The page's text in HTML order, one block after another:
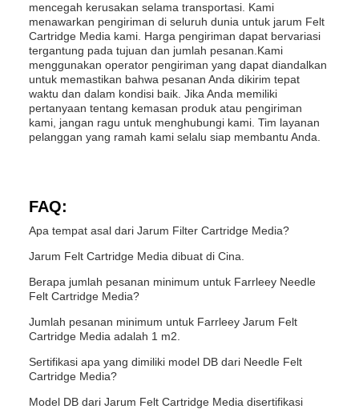
mencegah kerusakan selama transportasi. Kami
menawarkan pengiriman di seluruh dunia untuk jarum Felt
Cartridge Media kami. Harga pengiriman dapat bervariasi
tergantung pada tujuan dan jumlah pesanan.Kami
menggunakan operator pengiriman yang dapat diandalkan
untuk memastikan bahwa pesanan Anda dikirim tepat
waktu dan dalam kondisi baik. Jika Anda memiliki
pertanyaan tentang kemasan produk atau pengiriman
kami, jangan ragu untuk menghubungi kami. Tim layanan
pelanggan yang ramah kami selalu siap membantu Anda.
FAQ:
Apa tempat asal dari Jarum Filter Cartridge Media?
Jarum Felt Cartridge Media dibuat di Cina.
Berapa jumlah pesanan minimum untuk Farrleey Needle
Felt Cartridge Media?
Jumlah pesanan minimum untuk Farrleey Jarum Felt
Cartridge Media adalah 1 m2.
Sertifikasi apa yang dimiliki model DB dari Needle Felt
Cartridge Media?
Model DB dari Jarum Felt Cartridge Media disertifikasi